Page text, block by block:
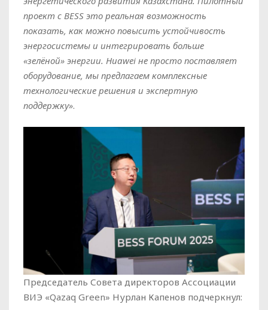
проект с BESS это реальная возможность
показать, как можно повысить устойчивость
энергосистемы и интегрировать больше
«зелёной» энергии. Huawei не просто поставляет
оборудование, мы предлагаем комплексные
технологические решения и экспертную
поддержку».
Председатель Совета директоров Ассоциации
ВИЭ «Qazaq Green» Нурлан Капенов подчеркнул: